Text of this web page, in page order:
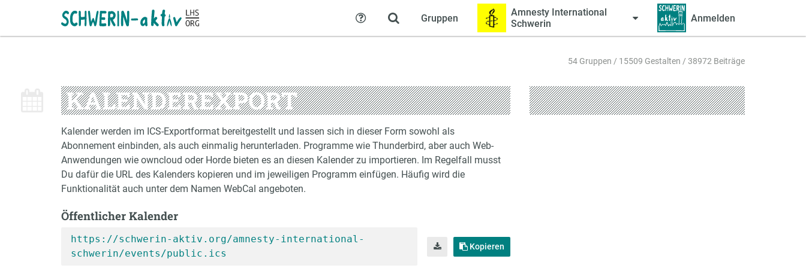
Gruppen
Amnesty International
Schwerin
Anmelden
Hilfe
54 Gruppen / 15509 Gestalten / 38972 Beiträge
KALENDEREXPORT
Kalender werden im ICS-Exportformat bereitgestellt und lassen sich in dieser Form sowohl als
Abonnement einbinden, als auch einmalig herunterladen. Programme wie Thunderbird, aber auch Web-
Anwendungen wie owncloud oder Horde bieten es an diesen Kalender zu importieren. Im Regelfall musst
Du dafür die URL des Kalenders kopieren und im jeweiligen Programm einfügen. Häufig wird die
Funktionalität auch unter dem Namen WebCal angeboten.
Öffentlicher Kalender
https://schwerin-aktiv.org/amnesty-international-
schwerin/events/public.ics
Kopieren